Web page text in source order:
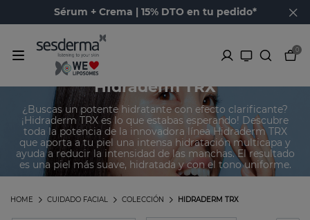
Sérum + Crema | 15% DTO en tu pedido*
0
Hidraderm TRX
¿Buscas un potente hidratante con efecto clarificante?
¡Hidraderm TRX es lo que estabas esperando! Descubre
toda la potencia de la innovadora línea Hidraderm TRX
que aporta a tu piel una intensa hidratación multicapa y
ayuda a reducir la intensidad de las manchas. El resultado
es una piel más suave, hidratada y con el tono uniforme.
HIDRADERM TRX
COLECCIÓN
CUIDADO FACIAL
HOME